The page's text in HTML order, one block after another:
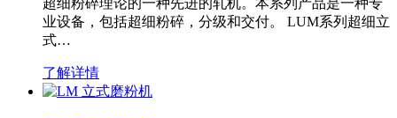
超细粉碎理论的一种先进的轧机。本系列产品是一种专
业设备，包括超细粉碎，分级和交付。 LUM系列超细立
式…
了解详情